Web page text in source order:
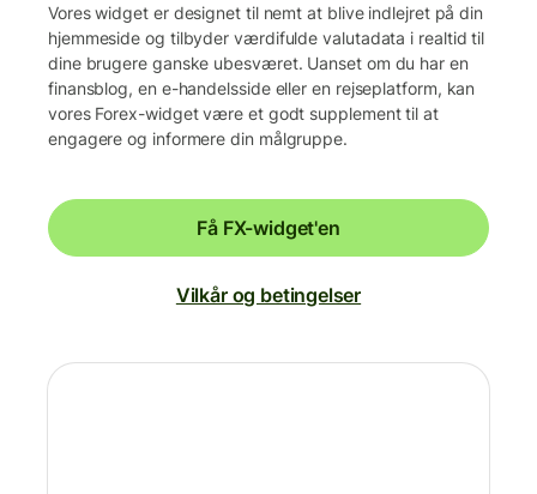
Vores widget er designet til nemt at blive indlejret på din
hjemmeside og tilbyder værdifulde valutadata i realtid til
dine brugere ganske ubesværet. Uanset om du har en
finansblog, en e-handelsside eller en rejseplatform, kan
vores Forex-widget være et godt supplement til at
engagere og informere din målgruppe.
Få FX-widget'en
Vilkår og betingelser